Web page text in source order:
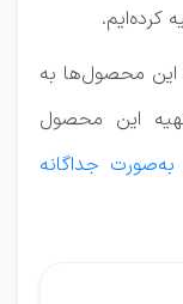
کرده‌ایم.
این محصول‌ها به
این محصول
جداگانه